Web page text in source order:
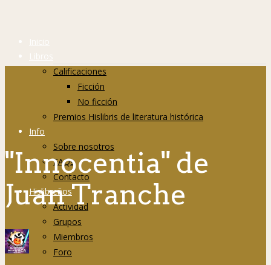
Inicio
Libros
Calificaciones
Ficción
No ficción
Premios Hislibris de literatura histórica
Info
Sobre nosotros
FAQs
Contacto
Hislibreños
Actividad
Grupos
Miembros
Foro
"Innocentia" de
Juan Tranche